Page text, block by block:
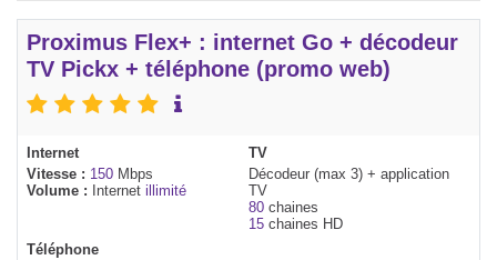
Proximus Flex+ : internet Go + décodeur
TV Pickx + téléphone (promo web)
Internet
Vitesse : 150 Mbps
Volume :
Internet illimité
TV
Décodeur (max 3) + application
TV
80 chaines
15 chaines HD
Téléphone